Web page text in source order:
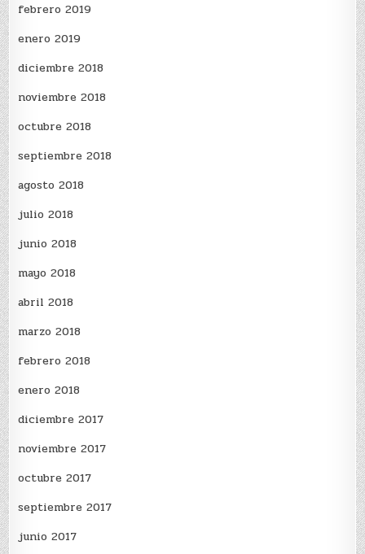
febrero 2019
enero 2019
diciembre 2018
noviembre 2018
octubre 2018
septiembre 2018
agosto 2018
julio 2018
junio 2018
mayo 2018
abril 2018
marzo 2018
febrero 2018
enero 2018
diciembre 2017
noviembre 2017
octubre 2017
septiembre 2017
junio 2017